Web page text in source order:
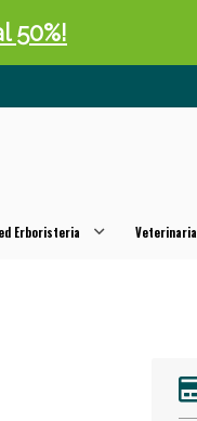
Erboristeria Veterinaria
50%!